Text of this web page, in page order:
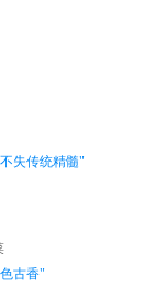
失传统精髓"
古香"